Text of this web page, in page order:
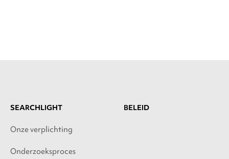
SEARCHLIGHT
Onze verplichting
Onderzoeksproces
BELEID